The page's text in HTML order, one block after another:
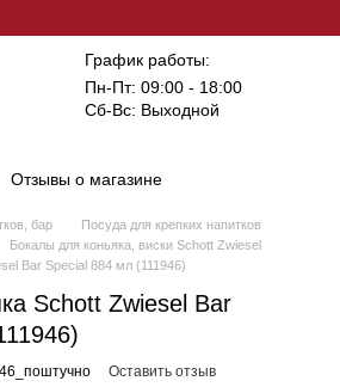
График работы:
Пн-Пт: 09:00 - 18:00
Сб-Вс: Выходной
Отзывы о магазине
бар
Посуда для крепких напитков
Бокалы для коньяка, виски Schott Zwiesel
Bar Special 884 мл (111946)
Schott Zwiesel Bar
Оставить отзыв